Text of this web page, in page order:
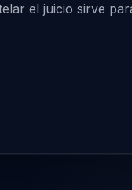
el juicio sirve